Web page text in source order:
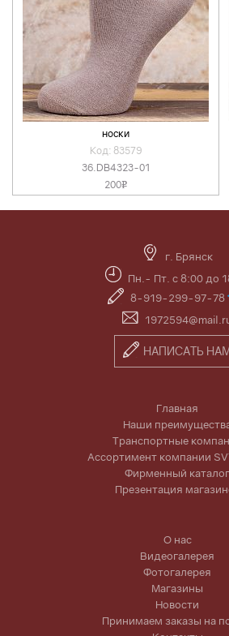
носки
Код: 83579
36.DB4323-01
200v
г. Брянск
Пн.- Пт. с 8:00 до
8-919-299-97-78
НАПИСАТЬ
Главная
Наши
Транспортные
Ассортимент компании
Фирменный каталог
Презентация
О нас
Видеогалерея
Фотогалерея
Магазины
Новости
Принимаем заказы на